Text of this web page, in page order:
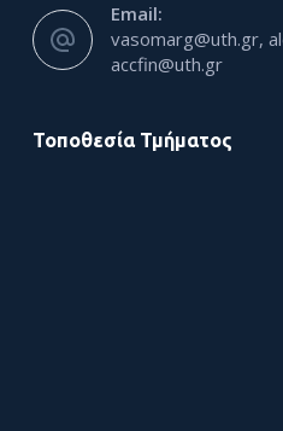
Email:
vasomarg@uth.gr,
accfin@uth.gr
Τοποθεσία Τμήματος